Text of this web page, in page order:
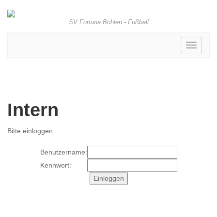
SV Fortuna Böhlen - Fußball
Toggle
Intern
Bitte einloggen
Benutzername:
Kennwort: